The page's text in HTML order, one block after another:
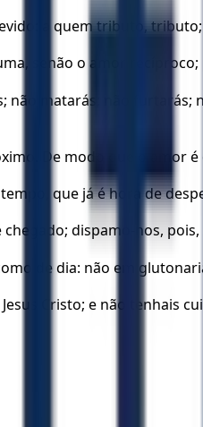
a quem tributo,
senão o amor
não matarás; não
De modo que o amor é
tempo, que já é hora de
chegado; dispamo-nos,
de dia: não em
Jesus Cristo; e não tenhais